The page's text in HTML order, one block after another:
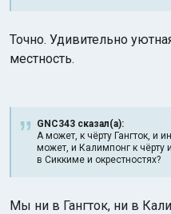
Точно. Удивительно
местность.
GNC343 сказал(а):
А может, к чёрту Гангток, и
может, и Калимпонг к чёрту
в Сиккиме и окрестностях?
Мы ни в Гангток, ни в